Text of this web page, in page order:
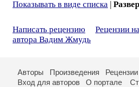
Показывать в виде списка |
Написать рецензию
Рецензии
автора Вадим Жмудь
Авторы Произведения Рецензии
Вход для авторов
О портале